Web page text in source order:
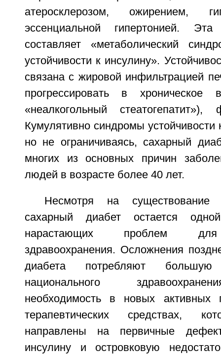
атеросклерозом, ожирением,
эссенциальной гипертонией.
составляет «метаболический
устойчивости к инсулину».
связана с жировой инфильтрацией
прогрессировать в хроническое
«неалкогольный
Кумулятивно синдромы устойчивости
но не ограничиваясь, сахарный
многих из основных причин
людей в возрасте более 40 лет.
Несмотря на существование
сахарный диабет остается
нарастающих проблем для
здравоохранения. Осложнения
диабета потребляют
национального
необходимость в новых активных
терапевтических средствах,
направлены на первичные
инсулину и островковую